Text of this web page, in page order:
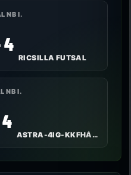
NB I.
4
RICSILLA FUTSAL
NB I.
4
ASTRA-4IG-KKFHÁZI BULLS